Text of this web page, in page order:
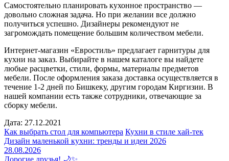
Самостоятельно планировать кухонное пространство —
довольно сложная задача. Но при желании все должно
получиться успешно. Дизайнеры рекомендуют не
загромождать помещение большим количеством мебели.
Интернет-магазин «Евростиль» предлагает гарнитуры для
кухни на заказ. Выбирайте в нашем каталоге вы найдете
любые расцветки, стили, формы, материалы предметов
мебели. После оформления заказа доставка осуществляется в
течение 1-2 дней по Бишкеку, другим городам Киргизии. В
нашей компании есть также сотрудники, отвечающие за
сборку мебели.
Дата: 27.12.2021
Как выбрать стол для компьютера Кухни в стиле хай-тек
Дизайн маленькой кухни: тренды и идеи 2026
28.08.2026
Дорогие друзья! 🌙✨